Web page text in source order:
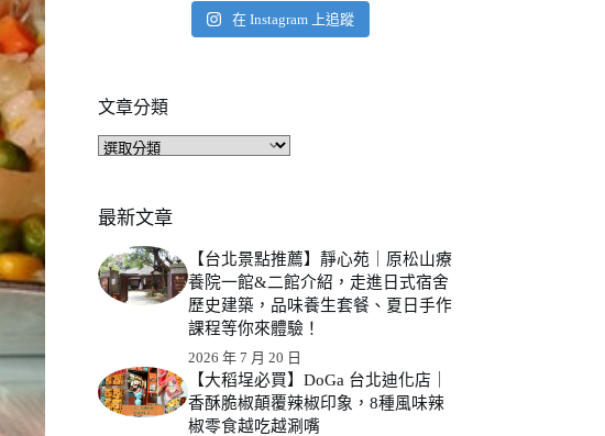
在 Instagram 上追蹤
文章分類
文
類
最新文章
【台北景點推薦】靜心苑｜原松山療
養院一館&二館介紹，走進日式宿舍
歷史建築，品味養生套餐、夏日手作
課程等你來體驗！
2026 年 7 月 20 日
【大稻埕必買】DoGa 台北迪化店｜
香酥脆椒顛覆辣椒印象，8種風味辣
椒零食越吃越涮嘴